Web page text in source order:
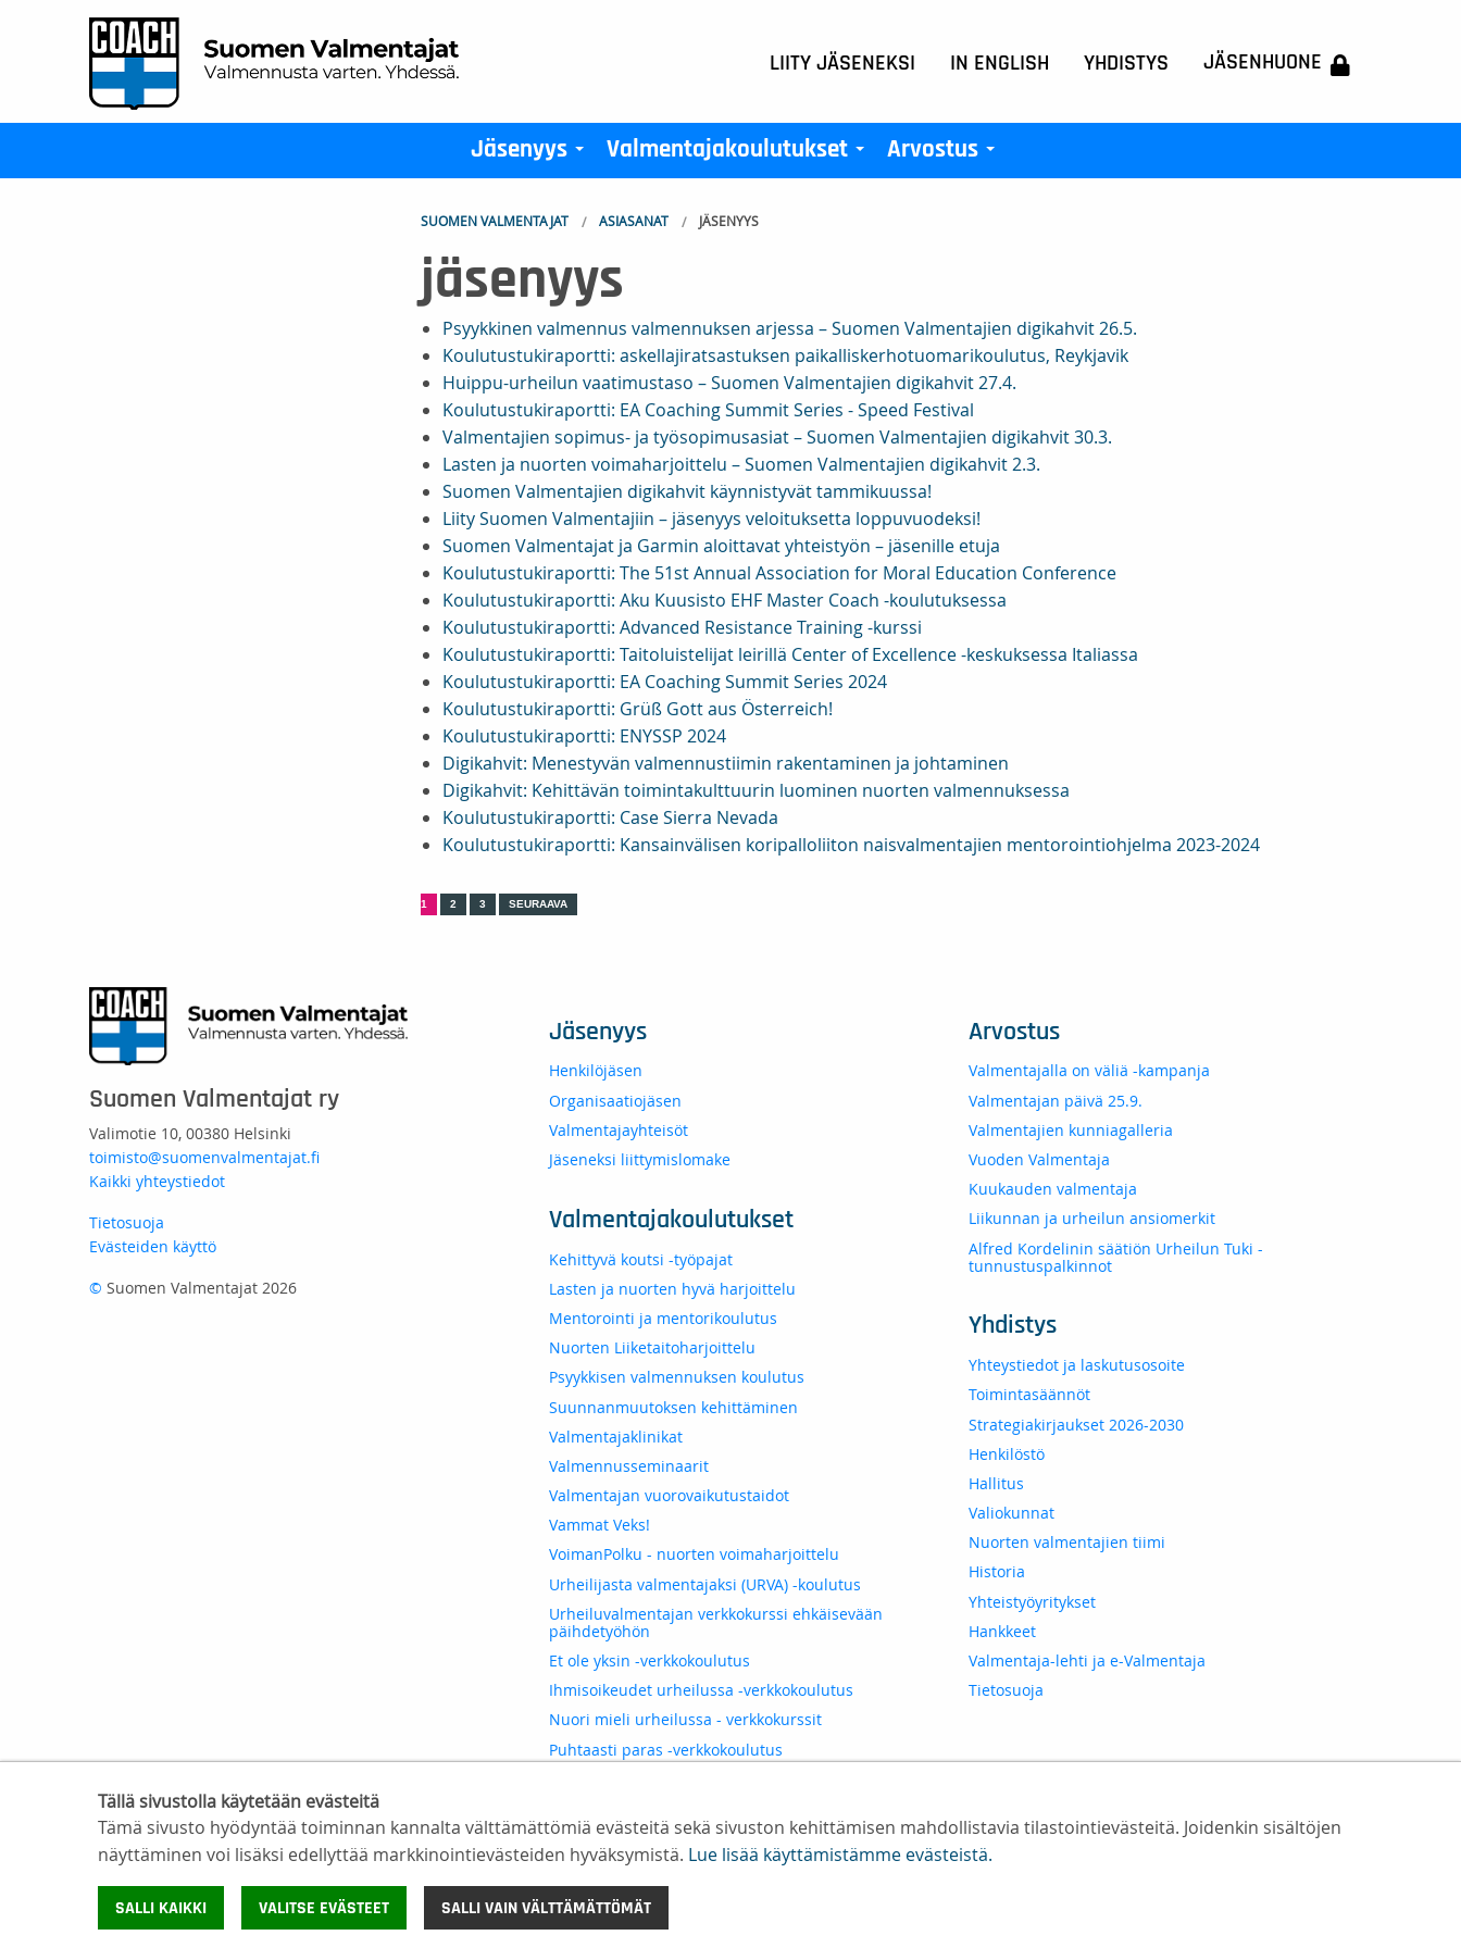
Tällä sivustolla käytetään evästeitä
Tämä sivusto hyödyntää toiminnan kannalta välttämättömiä evästeitä sekä sivuston kehittämisen mahdollistavia tilastointievästeitä. Joidenkin sisältöjen
näyttäminen voi lisäksi edellyttää markkinointievästeiden hyväksymistä. Lue lisää käyttämistämme evästeistä.​​​​​​
SALLI KAIKKI SALLI VAIN VÄLTTÄMÄTTÖMÄT
VALITSE EVÄSTEET
LIITY JÄSENEKSI IN ENGLISH YHDISTYS JÄSENHUONE
Jäsenyys Valmentajakoulutukset Arvostus
SUOMEN VALMENTAJAT ASIASANAT JÄSENYYS
jäsenyys
Psyykkinen valmennus valmennuksen arjessa – Suomen Valmentajien digikahvit 26.5.
Koulutustukiraportti: askellajiratsastuksen paikalliskerhotuomarikoulutus, Reykjavik
Huippu-urheilun vaatimustaso – Suomen Valmentajien digikahvit 27.4.
Koulutustukiraportti: EA Coaching Summit Series - Speed Festival
Valmentajien sopimus- ja työsopimusasiat – Suomen Valmentajien digikahvit 30.3.
Lasten ja nuorten voimaharjoittelu – Suomen Valmentajien digikahvit 2.3.
Suomen Valmentajien digikahvit käynnistyvät tammikuussa!
Liity Suomen Valmentajiin – jäsenyys veloituksetta loppuvuodeksi!
Suomen Valmentajat ja Garmin aloittavat yhteistyön – jäsenille etuja
Koulutustukiraportti: The 51st Annual Association for Moral Education Conference
Koulutustukiraportti: Aku Kuusisto EHF Master Coach -koulutuksessa
Koulutustukiraportti: Advanced Resistance Training -kurssi
Koulutustukiraportti: Taitoluistelijat leirillä Center of Excellence -keskuksessa Italiassa
Koulutustukiraportti: EA Coaching Summit Series 2024
Koulutustukiraportti: Grüß Gott aus Österreich!
Koulutustukiraportti: ENYSSP 2024
Digikahvit: Menestyvän valmennustiimin rakentaminen ja johtaminen
Digikahvit: Kehittävän toimintakulttuurin luominen nuorten valmennuksessa
Koulutustukiraportti: Case Sierra Nevada
Koulutustukiraportti: Kansainvälisen koripalloliiton naisvalmentajien mentorointiohjelma 2023-2024
1 2 3 SEURAAVA
Suomen Valmentajat ry
Valimotie 10, 00380 Helsinki
toimisto@suomenvalmentajat.fi
Kaikki yhteystiedot
Tietosuoja
Evästeiden käyttö
© Suomen Valmentajat 2026
Jäsenyys
Henkilöjäsen
Organisaatiojäsen
Valmentajayhteisöt
Jäseneksi liittymislomake
Valmentajakoulutukset
Kehittyvä koutsi -työpajat
Lasten ja nuorten hyvä harjoittelu
Mentorointi ja mentorikoulutus
Nuorten Liiketaitoharjoittelu
Psyykkisen valmennuksen koulutus
Suunnanmuutoksen kehittäminen
Valmentajaklinikat
Valmennusseminaarit
Valmentajan vuorovaikutustaidot
Vammat Veks!
VoimanPolku - nuorten voimaharjoittelu
Urheilijasta valmentajaksi (URVA) -koulutus
Urheiluvalmentajan verkkokurssi ehkäisevään
päihdetyöhön
Et ole yksin -verkkokoulutus
Ihmisoikeudet urheilussa -verkkokoulutus
Nuori mieli urheilussa - verkkokurssit
Puhtaasti paras -verkkokoulutus
Muut koulutukset
Koulutusten yleiset ehdot
Koulutusmateriaaleja
Arvostus
Valmentajalla on väliä -kampanja
Valmentajan päivä 25.9.
Valmentajien kunniagalleria
Vuoden Valmentaja
Kuukauden valmentaja
Liikunnan ja urheilun ansiomerkit
Alfred Kordelinin säätiön Urheilun Tuki -
tunnustuspalkinnot
Yhdistys
Yhteystiedot ja laskutusosoite
Toimintasäännöt
Strategiakirjaukset 2026-2030
Henkilöstö
Hallitus
Valiokunnat
Nuorten valmentajien tiimi
Historia
Yhteistyöyritykset
Hankkeet
Valmentaja-lehti ja e-Valmentaja
Tietosuoja